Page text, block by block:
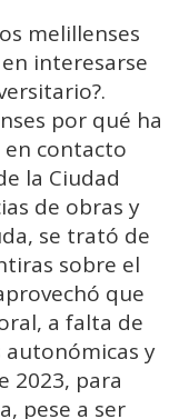
melillenses
interesarse
por qué ha
en contacto
la Ciudad
de obras y
se trató de
sobre el
que
a falta de
autonómicas y
2023, para
pese a ser